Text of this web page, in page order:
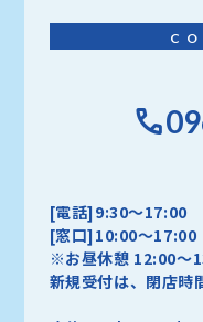
[電話]9:30～17:00
[窓口]10:00～17:00
※お昼休憩 12:00～
新規受付は、閉店時